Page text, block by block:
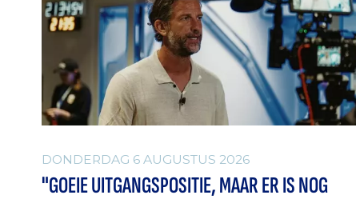
DONDERDAG 6 AUGUSTUS 2026
"GOEIE UITGANGSPOSITIE, MAAR ER IS NOG